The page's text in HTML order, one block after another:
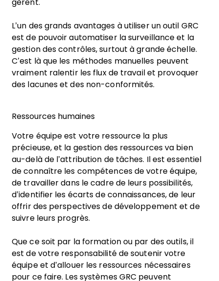
gèrent.
L’un des grands avantages à utiliser un outil GRC
est de pouvoir automatiser la surveillance et la
gestion des contrôles, surtout à grande échelle.
C’est là que les méthodes manuelles peuvent
vraiment ralentir les flux de travail et provoquer
des lacunes et des non-conformités.
Ressources humaines
Votre équipe est votre ressource la plus
précieuse, et la gestion des ressources va bien
au-delà de l’attribution de tâches. Il est essentiel
de connaître les compétences de votre équipe,
de travailler dans le cadre de leurs possibilités,
d’identifier les écarts de connaissances, de leur
offrir des perspectives de développement et de
suivre leurs progrès.
Que ce soit par la formation ou par des outils, il
est de votre responsabilité de soutenir votre
équipe et d’allouer les ressources nécessaires
pour ce faire. Les systèmes GRC peuvent